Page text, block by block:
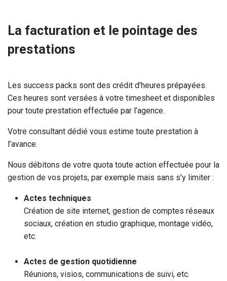
La facturation et le pointage des
prestations
Les success packs sont des crédit d’heures prépayées.
Ces heures sont versées à votre timesheet et disponibles
pour toute prestation effectuée par l’agence.
Votre consultant dédié vous estime toute prestation à
l’avance.
Nous débitons de votre quota toute action effectuée pour la
gestion de vos projets, par exemple mais sans s’y limiter :
Actes techniques
Création de site internet, gestion de comptes réseaux
sociaux, création en studio graphique, montage vidéo,
etc.
Actes de gestion quotidienne
Réunions, visios, communications de suivi, etc.